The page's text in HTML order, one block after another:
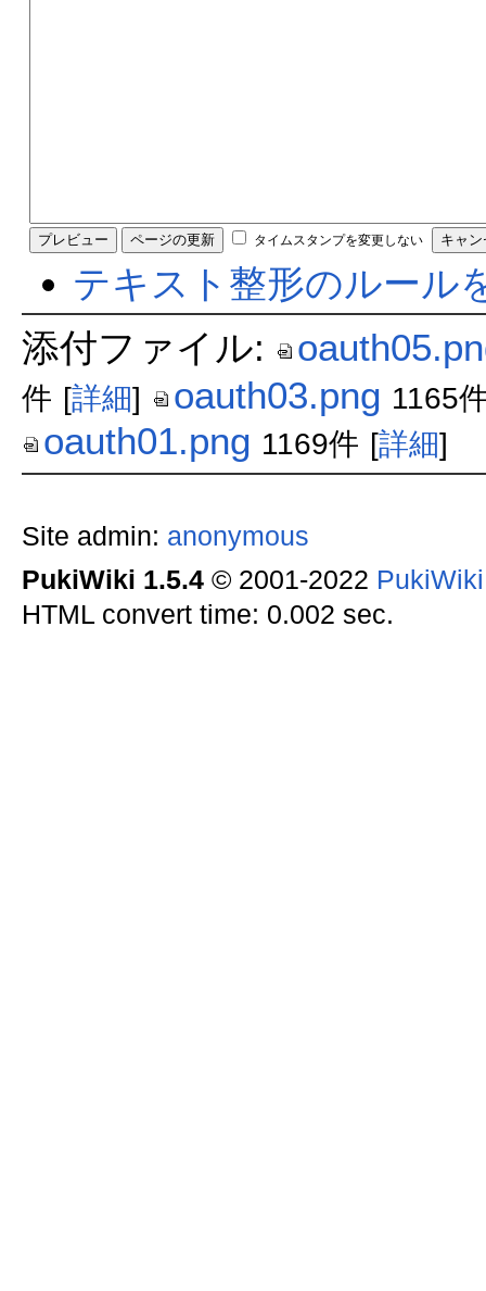
タイムスタンプを変更しない
テキスト整形のルール
添付ファイル:
件 [詳細] oauth03.png 1165
oauth01.png 1169件 [詳細]
Site admin: anonymous
PukiWiki 1.5.4© 2001-2022
HTML convert time: 0.002 sec.